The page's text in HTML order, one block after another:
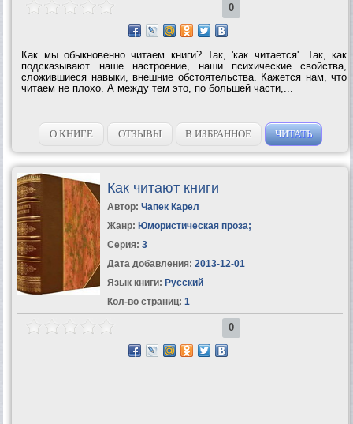
0
Как мы обыкновенно читаем книги? Так, 'как читается'. Так, как
подсказывают наше настроение, наши психические свойства,
сложившиеся навыки, внешние обстоятельства. Кажется нам, что
читаем не плохо. А между тем это, по большей части,...
О КНИГЕ ОТЗЫВЫ В ИЗБРАННОЕ ЧИТАТЬ
Как читают книги
Автор: Чапек Карел
Жанр: Юмористическая проза;
Серия: 3
Дата добавления: 2013-12-01
Язык книги: Русский
Кол-во страниц: 1
0